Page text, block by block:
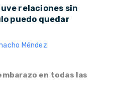
relaciones sin
puedo quedar
Méndez
en todas las